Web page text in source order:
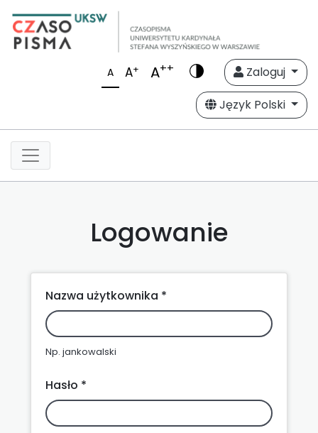
A A+ A++
Zaloguj
Język Polski
Logowanie
Nazwa użytkownika *
Np. jankowalski
Hasło *